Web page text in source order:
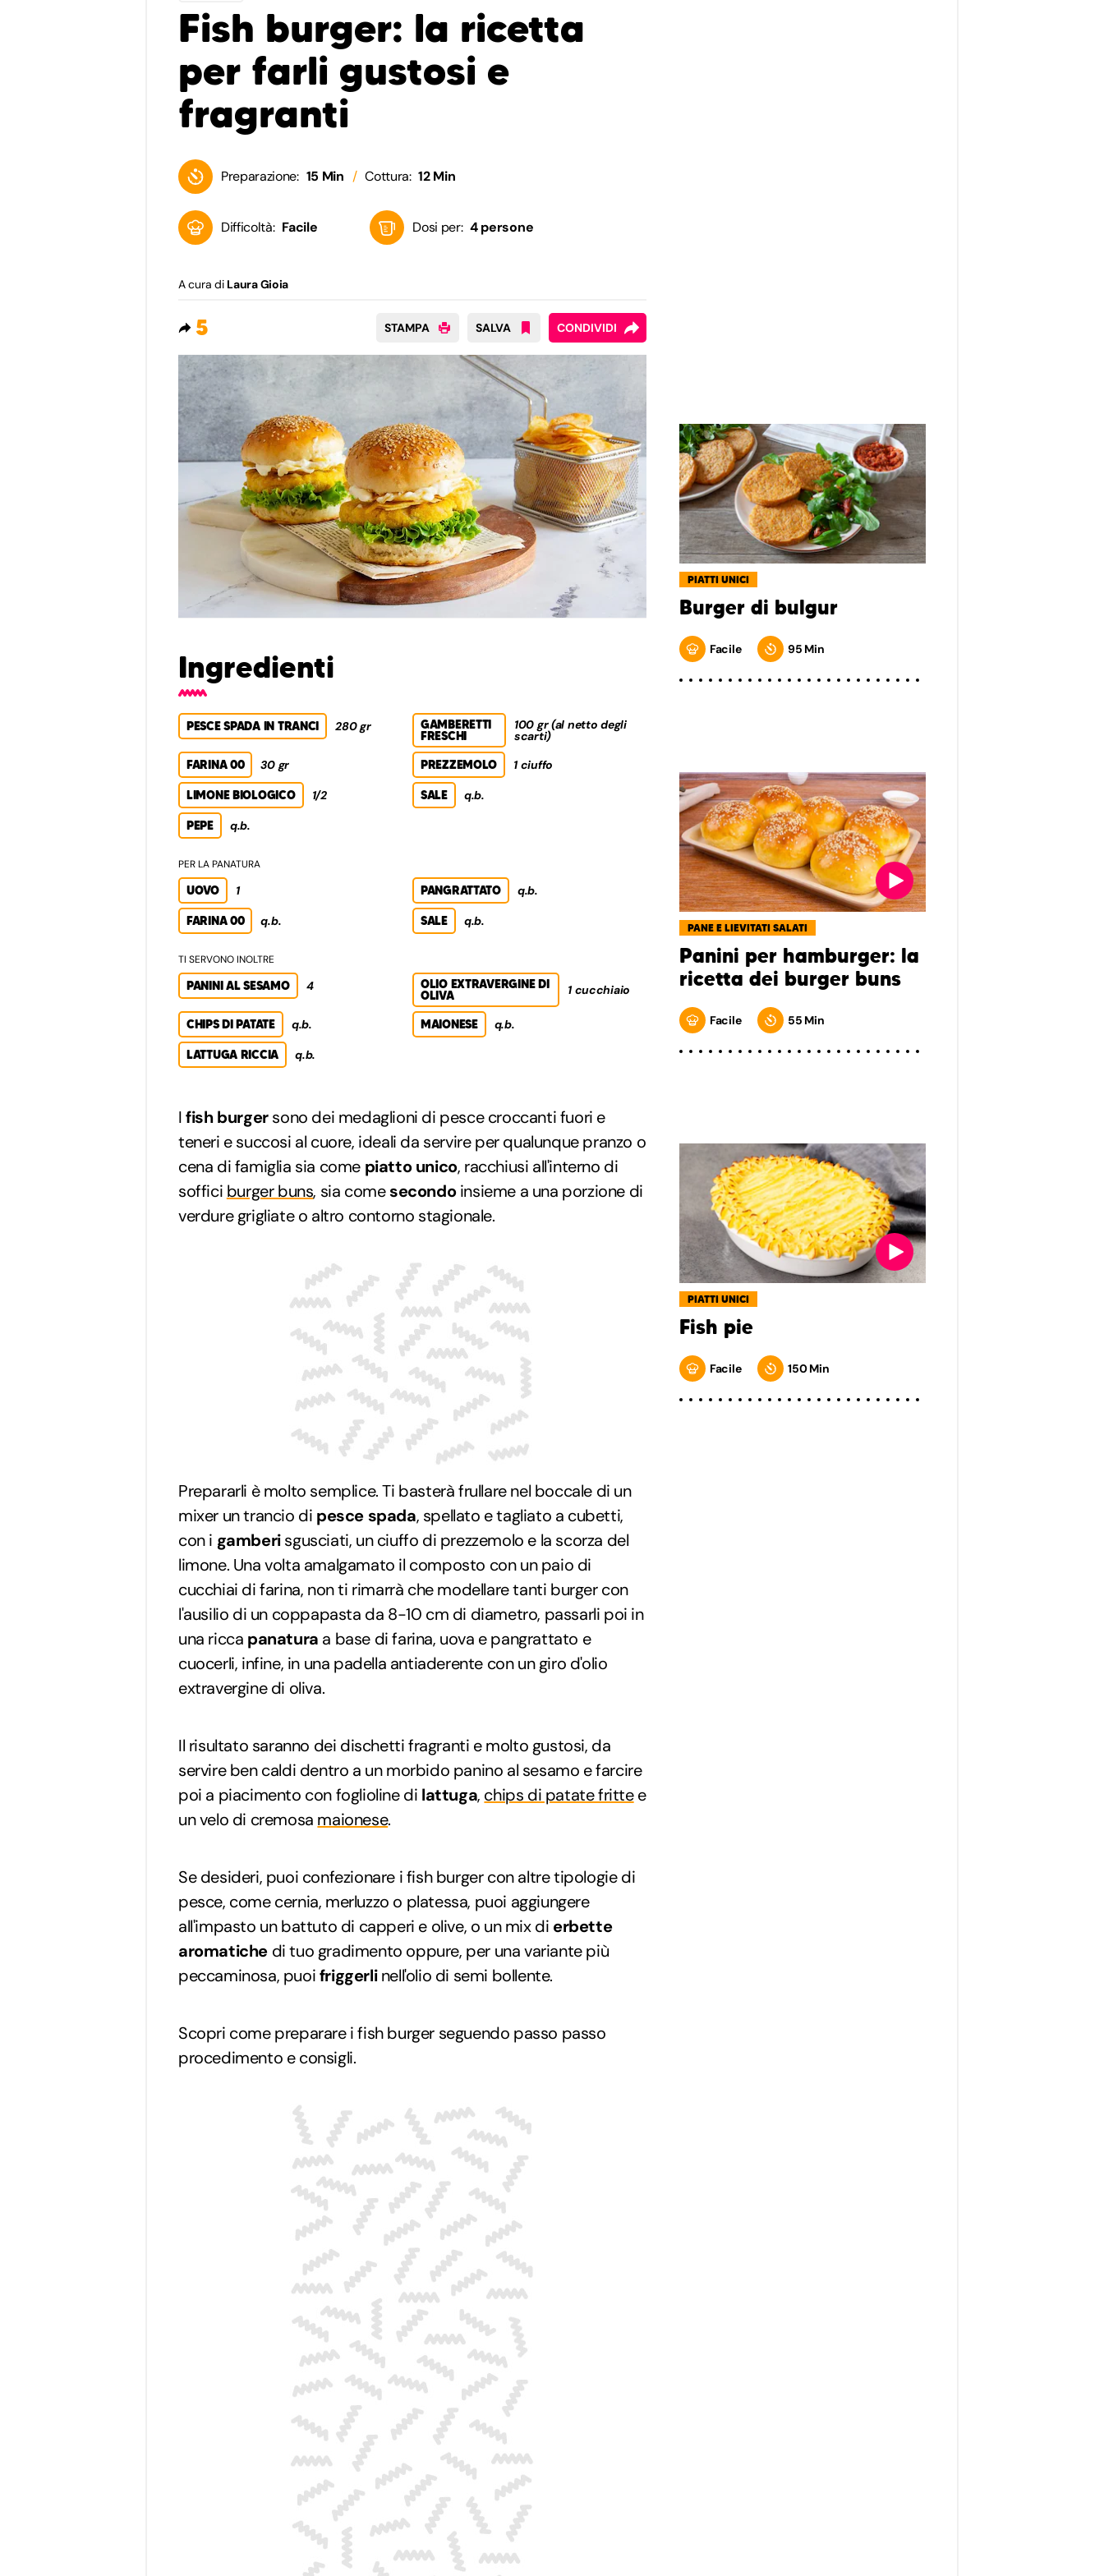
Fish burger: la ricetta
per farli gustosi e
fragranti
Preparazione: 15 Min Cottura: 12 Min
Difficoltà: Facile Dosi per: 4 persone
A cura di Laura Gioia
5 STAMPA SALVA CONDIVIDI
Ingredienti
PESCE SPADA IN TRANCI 280 gr GAMBERETTI
FRESCHI
100 gr (al netto degli
scarti)
FARINA 00
30 gr PREZZEMOLO 1 ciuffo
LIMONE BIOLOGICO 1/2 SALE q.b.
PEPE q.b.
PER LA PANATURA
UOVO 1 PANGRATTATO q.b.
FARINA 00 q.b. SALE q.b.
TI SERVONO INOLTRE
PANINI AL SESAMO 4 OLIO EXTRAVERGINE DI
OLIVA 1 cucchiaio
CHIPS DI PATATE q.b. MAIONESE q.b.
LATTUGA RICCIA q.b.
Ifish burgersono dei medaglioni di pesce croccanti fuori e
teneri e succosi al cuore, ideali da servire per qualunque pranzo o
cena di famiglia sia come piatto unico, racchiusi all'interno di
soffici burger buns, sia comesecondoinsieme a una porzione di
verdure grigliate o altro contorno stagionale.
Prepararli è molto semplice. Ti basterà frullare nel boccale di un
mixer un trancio di pesce spada, spellato e tagliato a cubetti,
con i gamberisgusciati, un ciuffo di prezzemolo e la scorza del
limone. Una volta amalgamato il composto con un paio di
cucchiai di farina, non ti rimarrà che modellare tanti burger con
l'ausilio di un coppapasta da 8-10 cm di diametro, passarli poi in
una ricca panatura a base di farina, uova e pangrattato e
cuocerli, infine, in una padella antiaderente con un giro d'olio
extravergine di oliva.
Il risultato saranno dei dischetti fragranti e molto gustosi, da
servire ben caldi dentro a un morbido panino al sesamo e farcire
poi a piacimento con foglioline di lattuga, chips di patate frittee
un velo di cremosa maionese.
Se desideri, puoi confezionare i fish burger con altre tipologie di
pesce, come cernia, merluzzo o platessa, puoi aggiungere
all'impasto un battuto di capperi e olive, o un mix di erbette
aromatiche di tuo gradimento oppure, per una variante più
peccaminosa, puoifriggerlinell'olio di semi bollente.
Scopri come preparare i fish burger seguendo passo passo
procedimento e consigli.
PIATTI UNICI
Burger di bulgur
Facile 95 Min
PANE E LIEVITATI SALATI
Panini per hamburger: la
ricetta dei burger buns
Facile 55 Min
PIATTI UNICI
Fish pie
Facile 150 Min